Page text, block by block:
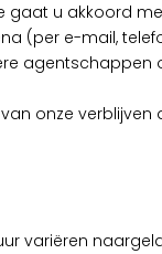
u akkoord
(per e-mail,
onze
variëren